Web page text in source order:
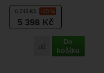
6 748Kč -20 %
5 398 Kč
Porovnat
Do
košíku
Insulated ve variantě...